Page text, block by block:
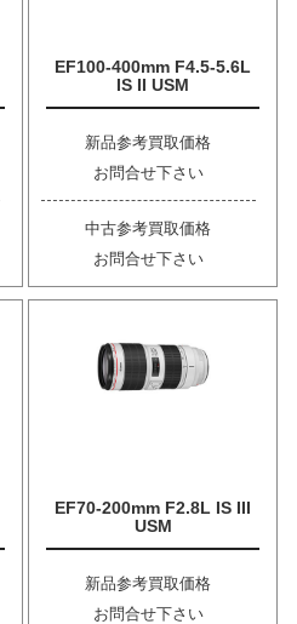
EF100-400mm F4.5-5.6L
IS II USM
新品参考買取価格
お問合せ下さい
中古参考買取価格
お問合せ下さい
EF70-200mm F2.8L IS III
USM
新品参考買取価格
お問合せ下さい